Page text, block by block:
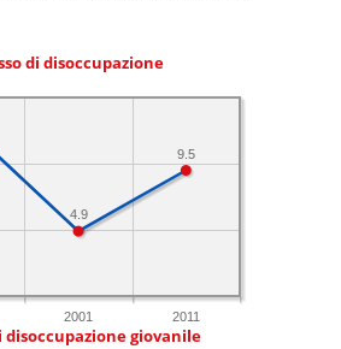
di disoccupazione
2001 2011
9.5
4.9
disoccupazione giovanile